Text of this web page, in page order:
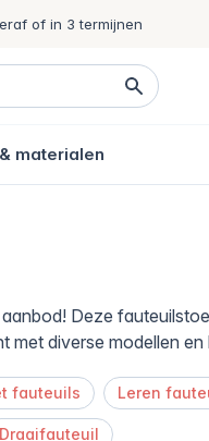
of in 3 termijnen
materialen
Deze
diverse modellen
fauteuils Leren
Draaifauteuil